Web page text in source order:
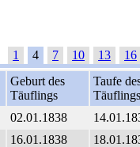
1 4 7 10 13
16
Geburt des
Täuflings
Taufe
Täuflings
02.01.1838
16.01.1838